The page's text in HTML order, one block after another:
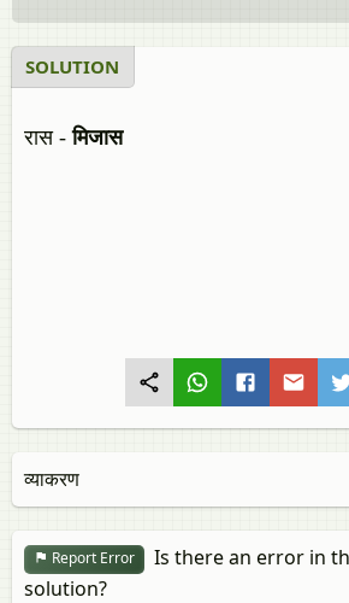
SOLUTION
रास -मिजास
व्याकरण
Report Error
Is there an error in
solution?